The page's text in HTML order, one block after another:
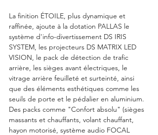
La finition ÉTOILE, plus dynamique et
raffinée, ajoute à la dotation PALLAS le
système d'info-divertissement DS IRIS
SYSTEM, les projecteurs DS MATRIX LED
VISION, le pack de détection de trafic
arrière, les sièges avant électriques, le
vitrage arrière feuilleté et surteinté, ainsi
que des éléments esthétiques comme les
seuils de porte et le pédalier en aluminium.
Des packs comme "Confort absolu" (sièges
massants et chauffants, volant chauffant,
hayon motorisé, système audio FOCAL